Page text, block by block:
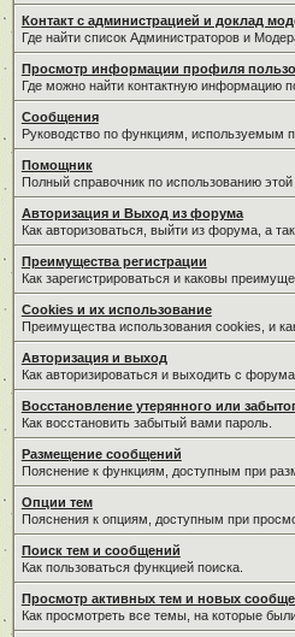
Контакт с администрацией и доклад
Где найти список Администраторов и
Просмотр информации профиля
Где можно найти контактную информацию
Сообщения
Руководство по функциям, используемым
Помощник
Полный справочник по использованию
Авторизация и Выход из форума
Как авторизоваться, выйти из форума, а
Преимущества регистрации
Как зарегистрироваться и каковы
Cookies и их использование
Преимущества использования cookies, и
Авторизация и выход
Как авторизироваться и выходить с
Восстановление утерянного или
Как восстановить забытый вами пароль.
Размещение сообщений
Пояснение к функциям, доступным при
Опции тем
Пояснения к опциям, доступным при
Поиск тем и сообщений
Как пользоваться функцией поиска.
Просмотр активных тем и новых
Как просмотреть все темы, на которые